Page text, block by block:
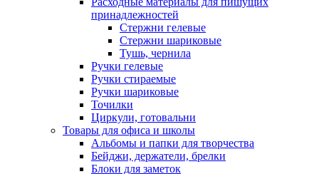
принадлежностей
Стержни гелевые
Стержни шариковые
Тушь, чернила
Ручки гелевые
Ручки стираемые
Ручки шариковые
Точилки
Циркули, готовальни
Товары для офиса и школы
Альбомы и папки для творчества
Бейджи, держатели, брелки
Блоки для заметок